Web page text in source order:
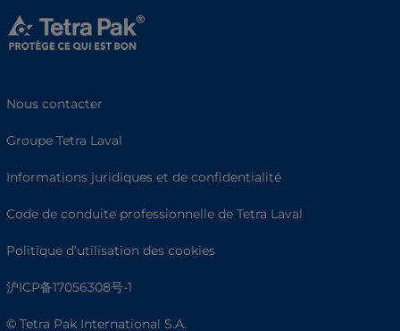
Nous contacter
Groupe Tetra Laval
Informations juridiques et de confidentialité
Code de conduite professionnelle de Tetra Laval
Politique d’utilisation des cookies
沪ICP备17056308号-1
© Tetra Pak International S.A.